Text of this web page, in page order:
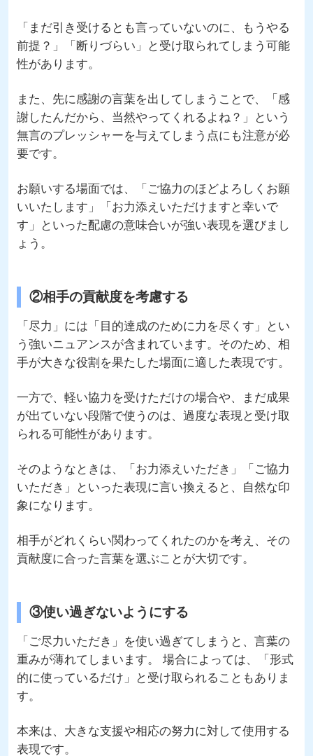
「まだ引き受けるとも言っていないのに、もうやる
前提？」「断りづらい」と受け取られてしまう可能
性があります。
また、先に感謝の言葉を出してしまうことで、「感
謝したんだから、当然やってくれるよね？」という
無言のプレッシャーを与えてしまう点にも注意が必
要です。
お願いする場面では、「ご協力のほどよろしくお願
いいたします」「お力添えいただけますと幸いで
す」といった配慮の意味合いが強い表現を選びまし
ょう。
②相手の貢献度を考慮する
「尽力」には「目的達成のために力を尽くす」とい
う強いニュアンスが含まれています。そのため、相
手が大きな役割を果たした場面に適した表現です。
一方で、軽い協力を受けただけの場合や、まだ成果
が出ていない段階で使うのは、過度な表現と受け取
られる可能性があります。
そのようなときは、「お力添えいただき」「ご協力
いただき」といった表現に言い換えると、自然な印
象になります。
相手がどれくらい関わってくれたのかを考え、その
貢献度に合った言葉を選ぶことが大切です。
③使い過ぎないようにする
「ご尽力いただき」を使い過ぎてしまうと、言葉の
重みが薄れてしまいます。 場合によっては、「形式
的に使っているだけ」と受け取られることもありま
す。
本来は、大きな支援や相応の努力に対して使用する
表現です。